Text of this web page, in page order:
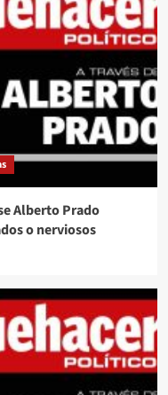
Alberto Prado
o nerviosos